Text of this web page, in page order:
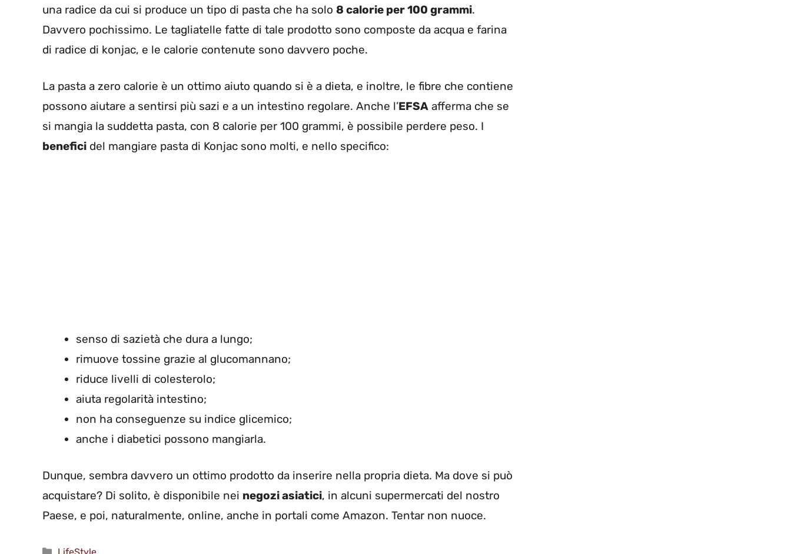
una radice da cui si produce un tipo di pasta che ha solo 8 calorie per 100 grammi.
Davvero pochissimo. Le tagliatelle fatte di tale prodotto sono composte da acqua e farina
di radice di konjac, e le calorie contenute sono davvero poche.
La pasta a zero calorie è un ottimo aiuto quando si è a dieta, e inoltre, le fibre che contiene
possono aiutare a sentirsi più sazi e a un intestino regolare. Anche l’EFSA afferma che se
si mangia la suddetta pasta, con 8 calorie per 100 grammi, è possibile perdere peso. I
benefici del mangiare pasta di Konjac sono molti, e nello specifico:
senso di sazietà che dura a lungo;
rimuove tossine grazie al glucomannano;
riduce livelli di colesterolo;
aiuta regolarità intestino;
non ha conseguenze su indice glicemico;
anche i diabetici possono mangiarla.
Dunque, sembra davvero un ottimo prodotto da inserire nella propria dieta. Ma dove si può
acquistare? Di solito, è disponibile nei negozi asiatici, in alcuni supermercati del nostro
Paese, e poi, naturalmente, online, anche in portali come Amazon. Tentar non nuoce.
Categorie
LifeStyle